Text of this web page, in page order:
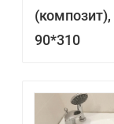
90*310